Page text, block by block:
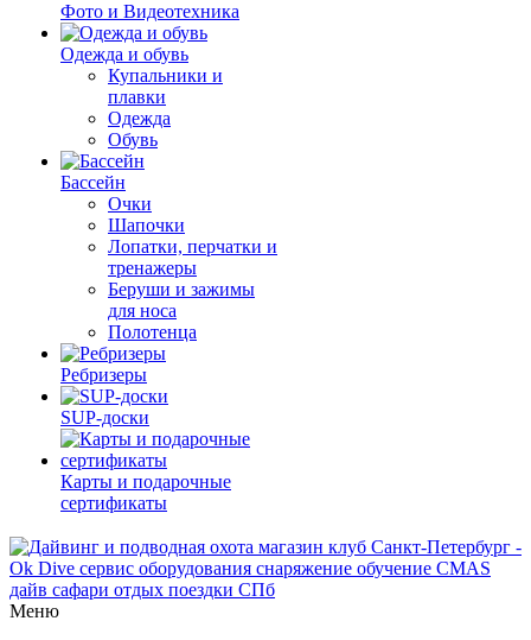
Фото и Видеотехника
Одежда и обувь
Купальники и
плавки
Одежда
Обувь
Бассейн
Очки
Шапочки
Лопатки, перчатки и
тренажеры
Беруши и зажимы
для носа
Полотенца
Ребризеры
SUP-доски
Карты и подарочные
сертификаты
Меню